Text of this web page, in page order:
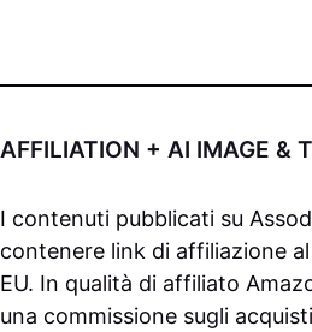
AFFILIATION + AI IMAGE &
I contenuti pubblicati su
contenere link di affiliazione
EU. In qualità di affiliato
una commissione sugli